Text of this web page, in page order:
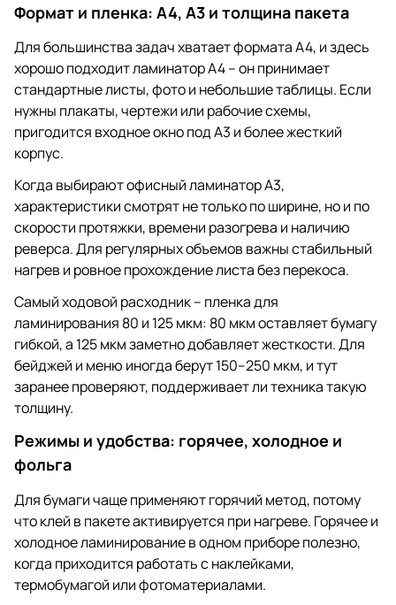
Формат и пленка: А4, А3 и толщина пакета
Для большинства задач хватает формата A4, и здесь
хорошо подходит ламинатор А4 – он принимает
стандартные листы, фото и небольшие таблицы. Если
нужны плакаты, чертежи или рабочие схемы,
пригодится входное окно под A3 и более жесткий
корпус.
Когда выбирают офисный ламинатор А3,
характеристики смотрят не только по ширине, но и по
скорости протяжки, времени разогрева и наличию
реверса. Для регулярных объемов важны стабильный
нагрев и ровное прохождение листа без перекоса.
Самый ходовой расходник – пленка для
ламинирования 80 и 125 мкм: 80 мкм оставляет бумагу
гибкой, а 125 мкм заметно добавляет жесткости. Для
бейджей и меню иногда берут 150–250 мкм, и тут
заранее проверяют, поддерживает ли техника такую
толщину.
Режимы и удобства: горячее, холодное и
фольга
Для бумаги чаще применяют горячий метод, потому
что клей в пакете активируется при нагреве. Горячее и
холодное ламинирование в одном приборе полезно,
когда приходится работать с наклейками,
термобумагой или фотоматериалами.